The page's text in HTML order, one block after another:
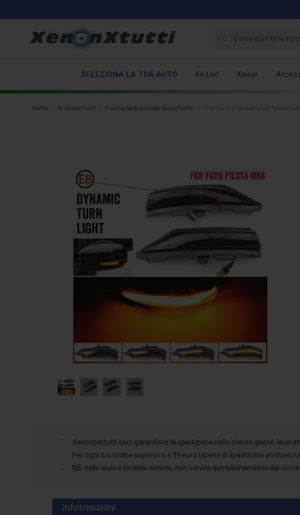
SELEZIONA LA TUA AUTO Kit Led Xenon
Home Accessori Led Freccia Sequenziale Specchietto Freccia Led Sequenziale
Xenonpertutti.com garantisce la spedizione nello stesso giorno
Per ogni tuo ordine superiore a 99 euro (spese di spedizione
NB: nelle isole o località remote, non servite quotidianamente dai
Informazioni